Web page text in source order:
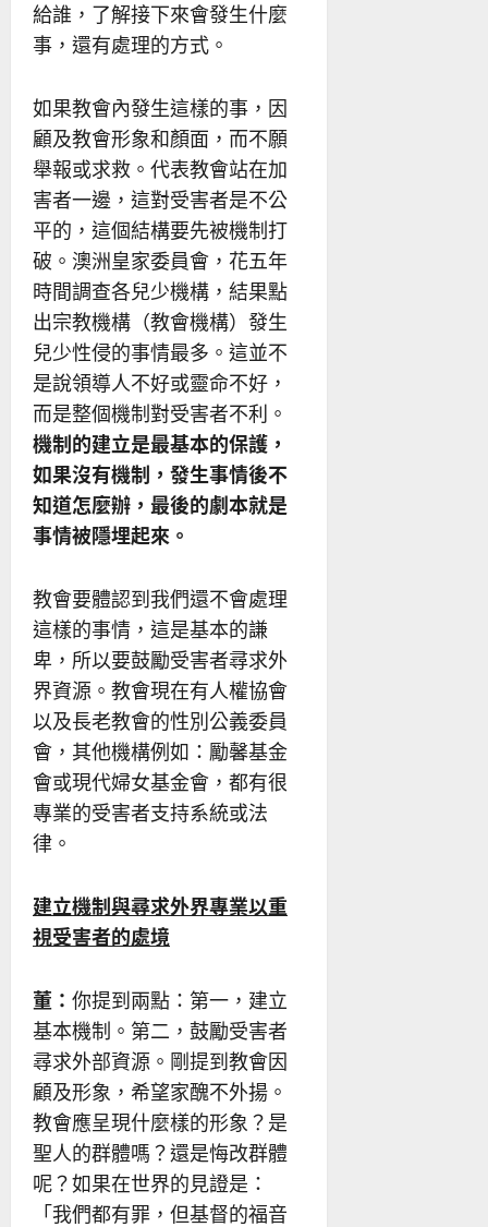
給誰，了解接下來會發生什麼
事，還有處理的方式。
如果教會內發生這樣的事，因
顧及教會形象和顏面，而不願
舉報或求救。代表教會站在加
害者一邊，這對受害者是不公
平的，這個結構要先被機制打
破。澳洲皇家委員會，花五年
時間調查各兒少機構，結果點
出宗教機構（教會機構）發生
兒少性侵的事情最多。這並不
是說領導人不好或靈命不好，
而是整個機制對受害者不利。
機制的建立是最基本的保護，
如果沒有機制，發生事情後不
知道怎麼辦，最後的劇本就是
事情被隱埋起來。
教會要體認到我們還不會處理
這樣的事情，這是基本的謙
卑，所以要鼓勵受害者尋求外
界資源。教會現在有人權協會
以及長老教會的性別公義委員
會，其他機構例如：勵馨基金
會或現代婦女基金會，都有很
專業的受害者支持系統或法
律。
建立機制與尋求外界專業以重
視受害者的處境
董： 你提到兩點：第一，建立
基本機制。第二，鼓勵受害者
尋求外部資源。剛提到教會因
顧及形象，希望家醜不外揚。
教會應呈現什麼樣的形象？是
聖人的群體嗎？還是悔改群體
呢？如果在世界的見證是：
「我們都有罪，但基督的福音